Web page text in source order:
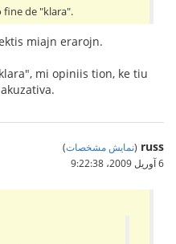
fine de "klara".
miajn erarojn.
mi opiniis tion, ke tiu
russ
(نمایش مشخصات)
6 آوریل 2009،‏ 9:22:38